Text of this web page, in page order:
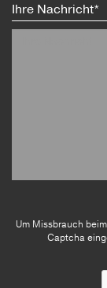
Ihre Nachricht*
Um Missbrauch
Captcha